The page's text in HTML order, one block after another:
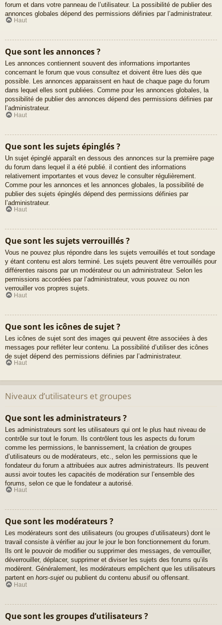
forum et dans votre panneau de l’utilisateur. La possibilité de publier des
annonces globales dépend des permissions définies par l’administrateur.
Haut
Que sont les annonces ?
Les annonces contiennent souvent des informations importantes
concernant le forum que vous consultez et doivent être lues dès que
possible. Les annonces apparaissent en haut de chaque page du forum
dans lequel elles sont publiées. Comme pour les annonces globales, la
possibilité de publier des annonces dépend des permissions définies par
l’administrateur.
Haut
Que sont les sujets épinglés ?
Un sujet épinglé apparaît en dessous des annonces sur la première page
du forum dans lequel il a été publié. il contient des informations
relativement importantes et vous devez le consulter régulièrement.
Comme pour les annonces et les annonces globales, la possibilité de
publier des sujets épinglés dépend des permissions définies par
l’administrateur.
Haut
Que sont les sujets verrouillés ?
Vous ne pouvez plus répondre dans les sujets verrouillés et tout sondage
y étant contenu est alors terminé. Les sujets peuvent être verrouillés pour
différentes raisons par un modérateur ou un administrateur. Selon les
permissions accordées par l’administrateur, vous pouvez ou non
verrouiller vos propres sujets.
Haut
Que sont les icônes de sujet ?
Les icônes de sujet sont des images qui peuvent être associées à des
messages pour refléter leur contenu. La possibilité d’utiliser des icônes
de sujet dépend des permissions définies par l’administrateur.
Haut
Niveaux d’utilisateurs et groupes
Que sont les administrateurs ?
Les administrateurs sont les utilisateurs qui ont le plus haut niveau de
contrôle sur tout le forum. Ils contrôlent tous les aspects du forum
comme les permissions, le bannissement, la création de groupes
d’utilisateurs ou de modérateurs, etc., selon les permissions que le
fondateur du forum a attribuées aux autres administrateurs. Ils peuvent
aussi avoir toutes les capacités de modération sur l’ensemble des
forums, selon ce que le fondateur a autorisé.
Haut
Que sont les modérateurs ?
Les modérateurs sont des utilisateurs (ou groupes d’utilisateurs) dont le
travail consiste à vérifier au jour le jour le bon fonctionnement du forum.
Ils ont le pouvoir de modifier ou supprimer des messages, de verrouiller,
déverrouiller, déplacer, supprimer et diviser les sujets des forums qu’ils
modèrent. Généralement, les modérateurs empêchent que les utilisateurs
partent en hors-sujet ou publient du contenu abusif ou offensant.
Haut
Que sont les groupes d’utilisateurs ?